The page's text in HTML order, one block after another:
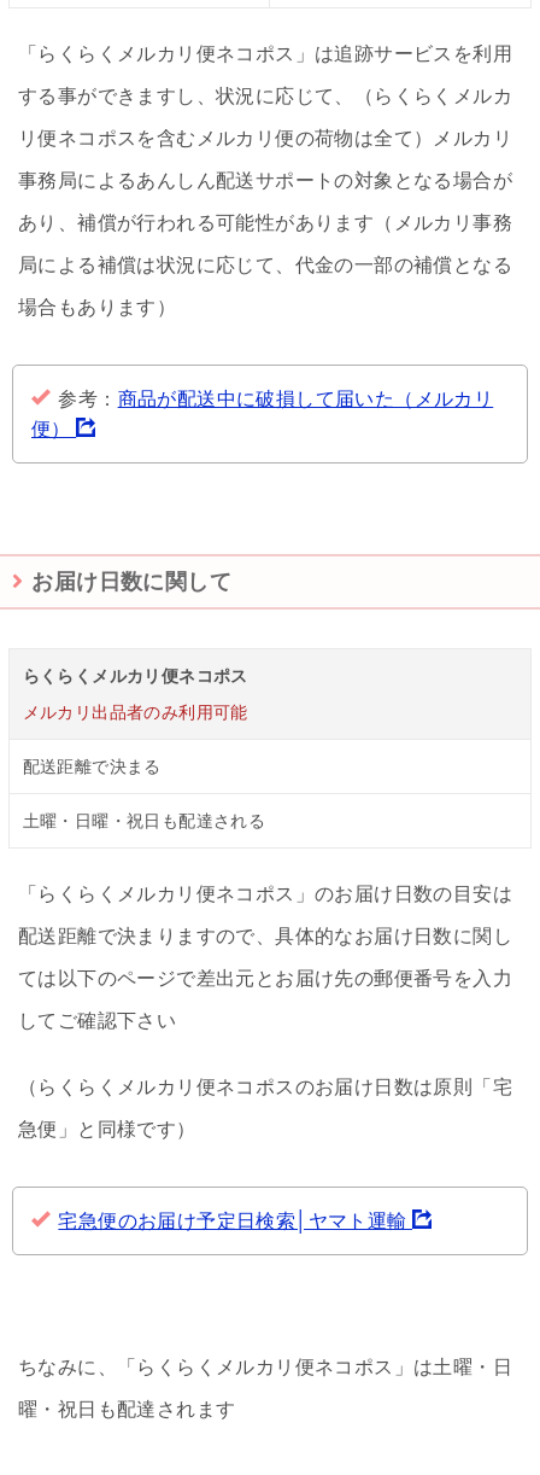
「らくらくメルカリ便ネコポス」は追跡サービスを利用
する事ができますし、状況に応じて、（らくらくメルカ
リ便ネコポスを含むメルカリ便の荷物は全て）メルカリ
事務局によるあんしん配送サポートの対象となる場合が
あり、補償が行われる可能性があります（メルカリ事務
局による補償は状況に応じて、代金の一部の補償となる
場合もあります）
参考： 商品が配送中に破損して届いた（メルカリ
便）
お届け日数に関して
らくらくメルカリ便ネコポス
メルカリ出品者のみ利用可能
配送距離で決まる
土曜・日曜・祝日も配達される
「らくらくメルカリ便ネコポス」のお届け日数の目安は
配送距離で決まりますので、具体的なお届け日数に関し
ては以下のページで差出元とお届け先の郵便番号を入力
してご確認下さい
（らくらくメルカリ便ネコポスのお届け日数は原則「宅
急便」と同様です）
宅急便のお届け予定日検索│ヤマト運輸
ちなみに、「らくらくメルカリ便ネコポス」は土曜・日
曜・祝日も配達されます